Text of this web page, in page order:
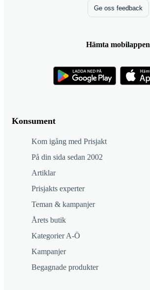
Konsument
Kom igång med Prisjakt
På din sida sedan 2002
Artiklar
Prisjakts experter
Teman & kampanjer
Årets butik
Kategorier A-Ö
Kampanjer
Begagnade produkter
Ge oss feedback
Hämta mobilappen